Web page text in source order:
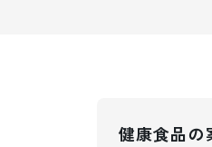
健康食品の